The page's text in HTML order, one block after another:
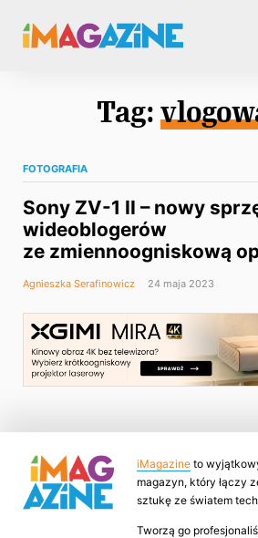
Tag:
FOTOGRAFIA
Sony ZV-1 II – nowy
wideoblogerów
ze zmiennoogniskową
Agnieszka Serafinowicz 24 maja 2023
iMagazine to
magazyn, który łączy
sztukę ze światem
Tworzą go